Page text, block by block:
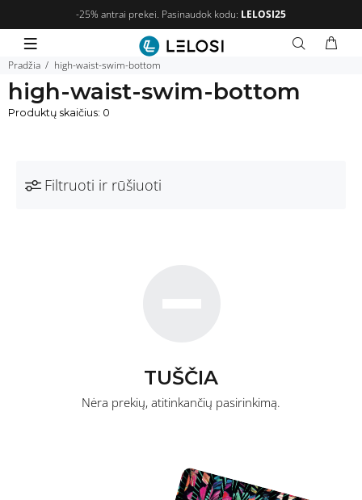
-25% antrai prekei. Pasinaudok kodu: LELOSI25
Pradžia high-waist-swim-bottom
high-waist-swim-bottom
Produktų skaičius: 0
Filtruoti ir rūšiuoti
TUŠČIA
Nėra prekių, atitinkančių pasirinkimą.